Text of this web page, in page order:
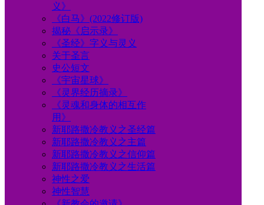
义》
《白马》(2022修订版)
揭秘《启示录》
《圣经》字义与灵义
关于圣言
史公短文
《宇宙星球》
《灵界经历摘录》
《灵魂和身体的相互作
用》
新耶路撒冷教义之圣经篇
新耶路撒冷教义之主篇
新耶路撒冷教义之信仰篇
新耶路撒冷教义之生活篇
神性之爱
神性智慧